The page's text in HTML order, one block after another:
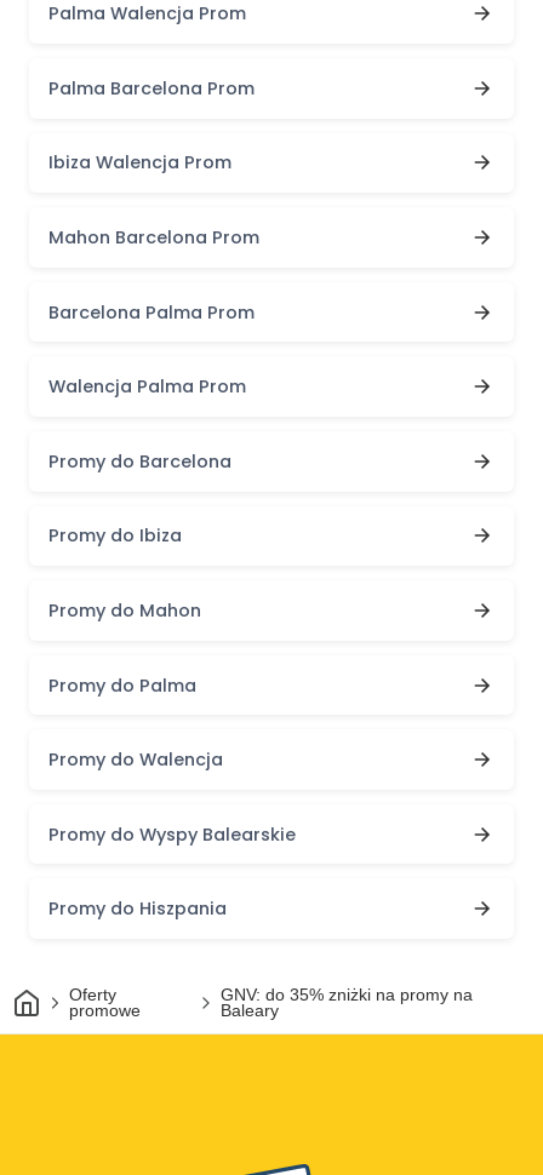
Palma Walencja Prom
Palma Barcelona Prom
Ibiza Walencja Prom
Mahon Barcelona Prom
Barcelona Palma Prom
Walencja Palma Prom
Promy do Barcelona
Promy do Ibiza
Promy do Mahon
Promy do Palma
Promy do Walencja
Promy do Wyspy Balearskie
Promy do Hiszpania
DomOferty
promowe
GNV: do 35% zniżki na promy na
Baleary